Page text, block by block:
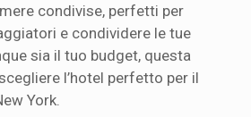
condivise, perfetti per
e condividere le tue
sia il tuo budget, questa
l’hotel perfetto per il
York.